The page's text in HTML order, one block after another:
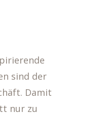
sind der
Damit
nur zu